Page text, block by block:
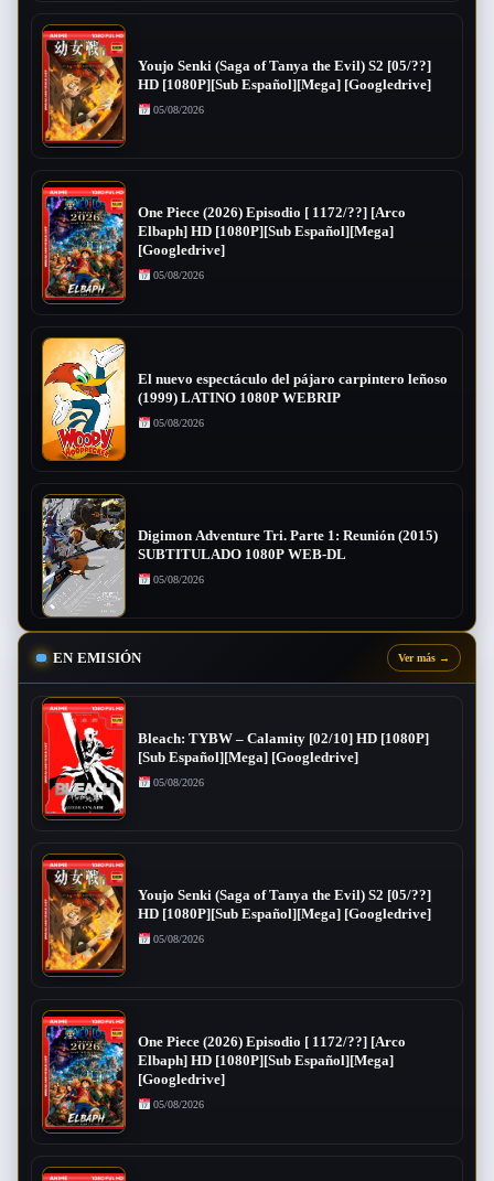
Youjo Senki (Saga of Tanya the Evil) S2 [05/??]
HD [1080P][Sub Español][Mega] [Googledrive]
05/08/2026
One Piece (2026) Episodio [ 1172/??] [Arco
Elbaph] HD [1080P][Sub Español][Mega]
[Googledrive]
05/08/2026
El nuevo espectáculo del pájaro carpintero leñoso
(1999) LATINO 1080P WEBRIP
05/08/2026
Digimon Adventure Tri. Parte 1: Reunión (2015)
SUBTITULADO 1080P WEB-DL
05/08/2026
EN EMISIÓN Ver más →
Bleach: TYBW – Calamity [02/10] HD [1080P]
[Sub Español][Mega] [Googledrive]
05/08/2026
Youjo Senki (Saga of Tanya the Evil) S2 [05/??]
HD [1080P][Sub Español][Mega] [Googledrive]
05/08/2026
One Piece (2026) Episodio [ 1172/??] [Arco
Elbaph] HD [1080P][Sub Español][Mega]
[Googledrive]
05/08/2026